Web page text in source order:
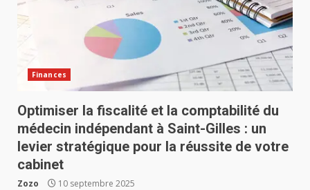
Finances
Optimiser la fiscalité et la comptabilité du
médecin indépendant à Saint-Gilles : un
levier stratégique pour la réussite de votre
cabinet
Zozo 10 septembre 2025